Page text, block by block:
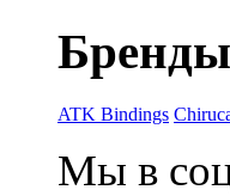
ATK Bindings
Мы в